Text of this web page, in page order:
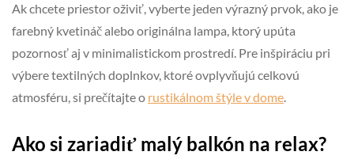
Ak chcete priestor oživiť, vyberte jeden výrazný prvok, ako je
farebný kvetináč alebo originálna lampa, ktorý upúta
pozornosť aj v minimalistickom prostredí. Pre inšpiráciu pri
výbere textilných doplnkov, ktoré ovplyvňujú celkovú
atmosféru, si prečítajte o rustikálnom štýle v dome.
Ako si zariadiť malý balkón na relax?